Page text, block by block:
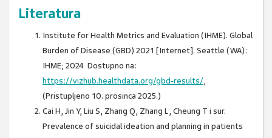
Literatura
Institute for Health Metrics and Evaluation (IHME). Global
Burden of Disease (GBD) 2021 [Internet]. Seattle (WA):
IHME; 2024 Dostupno na:
https://vizhub.healthdata.org/gbd-results/,
(Pristupljeno 10. prosinca 2025.)
Cai H, Jin Y, Liu S, Zhang Q, Zhang L, Cheung T i sur.
Prevalence of suicidal ideation and planning in patients